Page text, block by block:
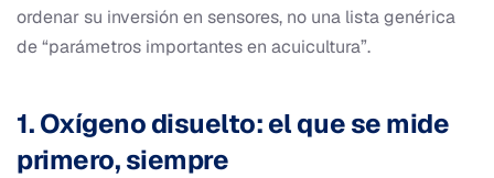
ordenar su inversión en sensores, no una lista genérica
de “parámetros importantes en acuicultura”.
1. Oxígeno disuelto: el que se mide
primero, siempre